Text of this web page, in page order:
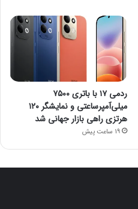
ردمی ۱۷ با باتری ۷۵۰۰
میلی‌آمپرساعتی و نمایشگر ۱۲۰
هرتزی راهی بازار جهانی شد
19 ساعت پیش